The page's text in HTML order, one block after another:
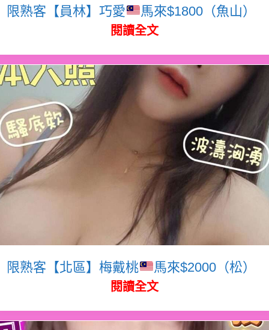
限熟客【員林】巧愛 馬來$1800（魚山）
閱讀全文
限熟客【北區】梅戴桃 馬來$2000（松）
閱讀全文